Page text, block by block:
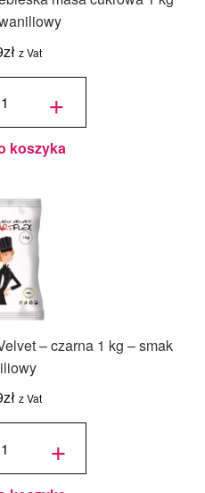
zł z Vat
+
koszyka
– czarna 1 kg – smak
zł z Vat
+